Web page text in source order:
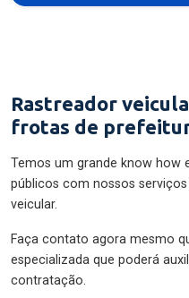
Rastreador
frotas de
Temos um grande know how
públicos com nossos
veicular.
Faça contato agora mesmo
especializada que poderá
contratação.